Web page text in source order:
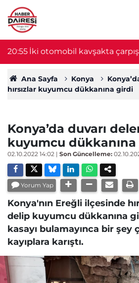
20:55 İki otomobil kavşakta
1 ölü, 8 yaralı var
Ana Sayfa Konya
hırsızlar kuyumcu dükkanına girdi
Konya’da duvarı
kuyumcu
02.10.2022 14:02 | Son Güncelleme:
Yorum Yap
Konya'nın Ereğli ilçesinde
delip kuyumcu dükkanına
kasayı bulamayınca bir şey
kayıplara karıştı.